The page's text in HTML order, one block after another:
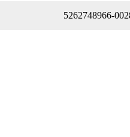
5262748966-